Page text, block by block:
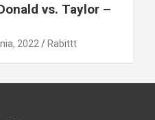
vs. Taylor –
2022 Rabittt